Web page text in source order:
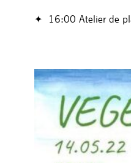
✦ 16:00 Atelier de